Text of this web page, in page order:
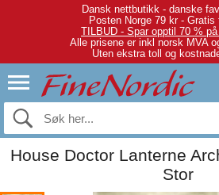
Dansk nettbutikk - danske
Posten Norge 79 kr - Gratis
TILBUD - Spar opptil 70 % på
Alle prisene er inkl norsk MVA
Uten ekstra toll og
House Doctor Lanterne
Stor